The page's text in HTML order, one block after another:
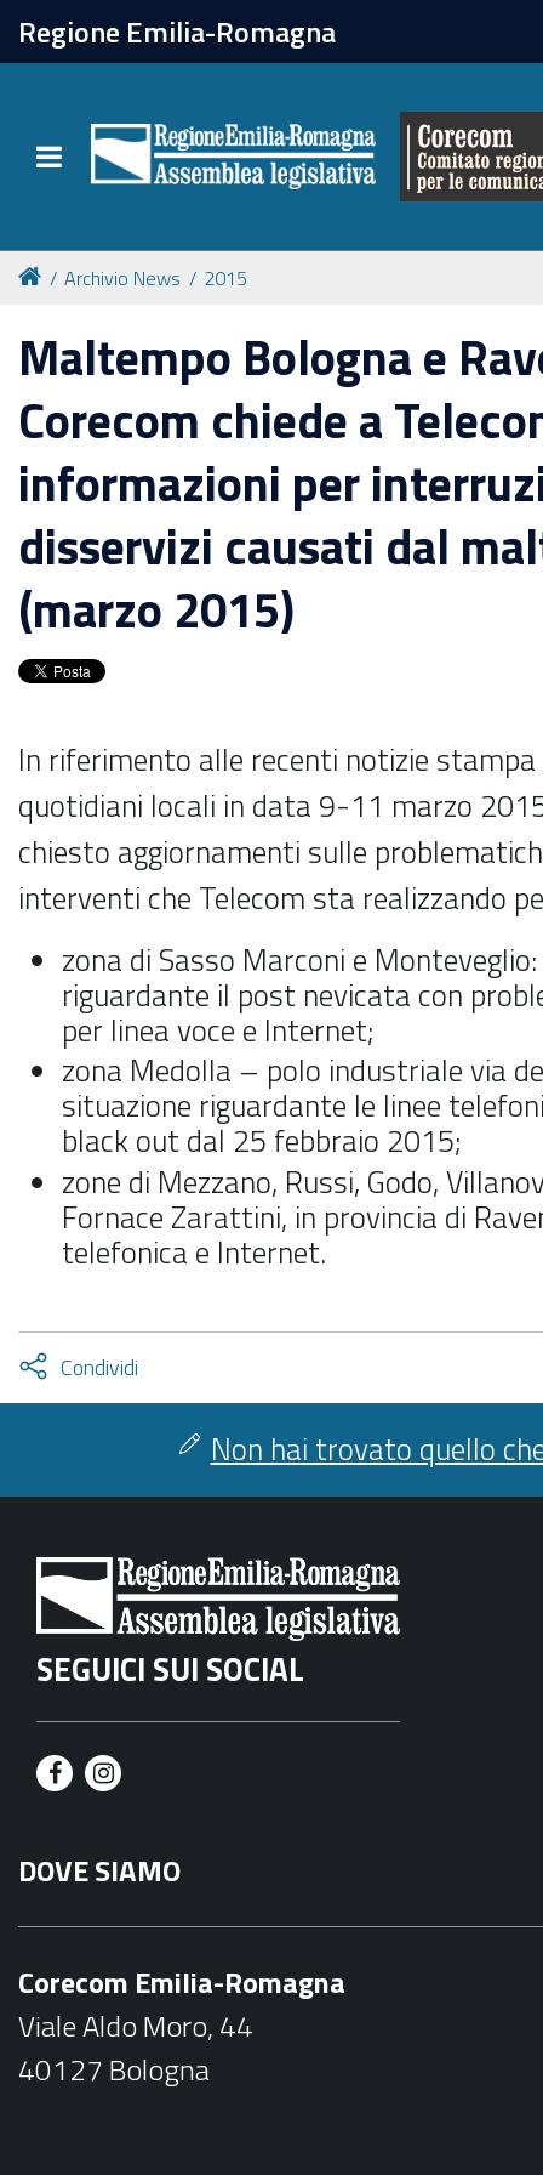
Regione Emilia-Romagna
Toggle navigation
chiudi
Le attività
Archivio News 2015
Maltempo Bologna e
Corecom chiede a
informazioni per
disservizi causati dal
(marzo 2015)
In riferimento alle recenti notizie
quotidiani locali in data 9-11 marzo
chiesto aggiornamenti sulle
interventi che Telecom sta realizzando
zona di Sasso Marconi e
riguardante il post nevicata con
per linea voce e Internet;
zona Medolla – polo industriale via
situazione riguardante le linee
black out dal 25 febbraio 2015;
zone di Mezzano, Russi, Godo,
Fornace Zarattini, in provincia di
telefonica e Internet.
Condividi
facebook
twitter
Attiva
condividi
Non hai trovato quello
SEGUICI SUI SOCIAL
F
c
e
o
k
I
s
t
r
a
DOVE SIAMO
Corecom Emilia-Romagna
Viale Aldo Moro, 44
40127 Bologna